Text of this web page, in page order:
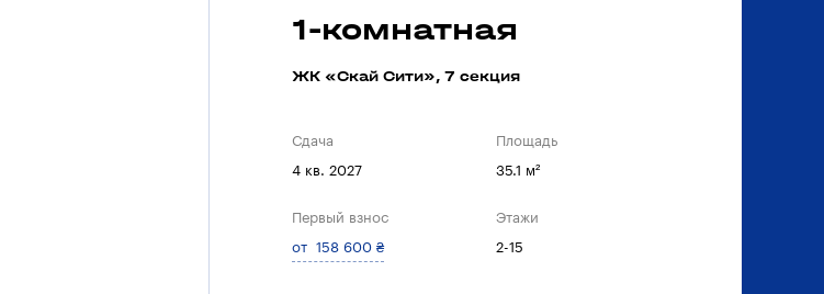
1-комнатная
ЖК «Скай Сити», 7 секция
Сдача
4 кв. 2027
Площадь
35.1 м²
Первый взнос
от 158 600 ₴
Этажи
2-15